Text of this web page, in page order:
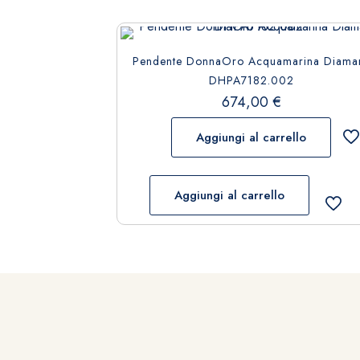
Pendente DonnaOro Acquamarina
DHPA7182.002
674,00€
Aggiungi al carrello
Aggiungi al carrello